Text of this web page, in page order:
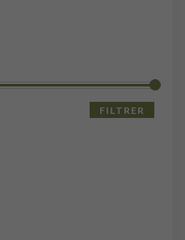
FILTRER